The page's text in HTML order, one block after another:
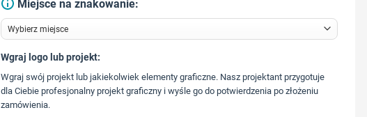
Miejsce na znakowanie:
573 568 217
Wgraj logo lub projekt:
Wgraj swój projekt lub jakiekolwiek elementy graficzne. Nasz projektant przygotuje
dla Ciebie profesjonalny projekt graficzny i wyśle go do potwierdzenia po złożeniu
zamówienia.